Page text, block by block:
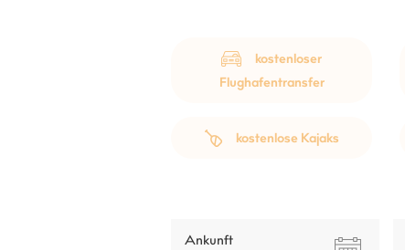
kostenloser
Flughafentransfer
kostenlose Kajaks
Ankunft